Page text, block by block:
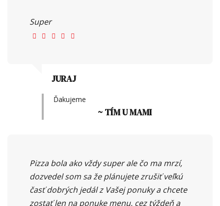
Super
JURAJ
Ďakujeme
~ TÍM U MAMI
Pizza bola ako vždy super ale čo ma mrzí,
dozvedel som sa že plánujete zrušiť veľkú
časť dobrých jedál z Vašej ponuky a chcete
zostať len na ponuke menu, cez týždeň a